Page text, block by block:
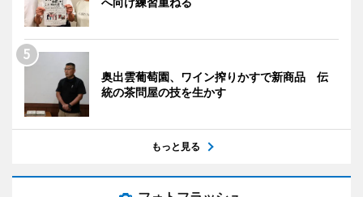
奥出雲葡萄園、ワイン搾りかすで新商品 伝
統の茶問屋の技を生かす
もっと見る